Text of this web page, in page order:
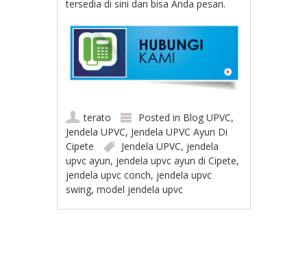
tersedia di sini dan bisa Anda pesan.
terato Posted in Blog UPVC,
Jendela UPVC, Jendela UPVC Ayun Di
Cipete
Jendela UPVC, jendela
upvc ayun, jendela upvc ayun di Cipete,
jendela upvc conch, jendela upvc
swing,model jendela upvc